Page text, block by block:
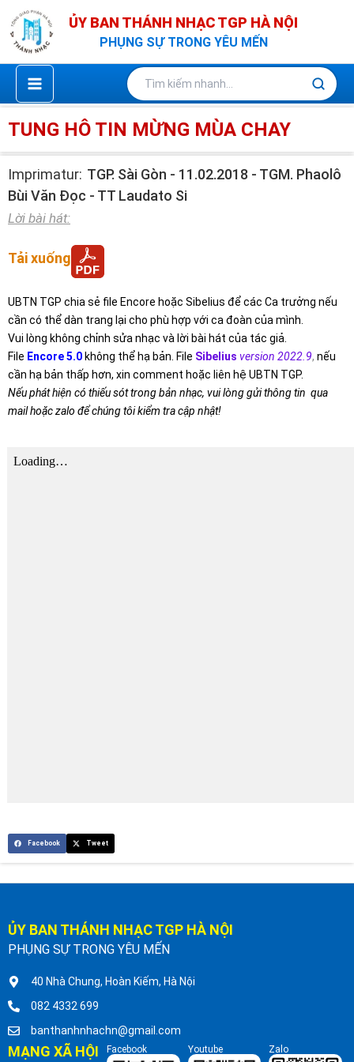
Nhảy
tới
nội
dung
ỦY BAN THÁNH NHẠC TGP HÀ NỘI
PHỤNG SỰ TRONG YÊU MẾN
TUNG HÔ TIN MỪNG MÙA CHAY
Imprimatur: TGP. Sài Gòn - 11.02.2018 - TGM. Phaolô
Bùi Văn Đọc - TT Laudato Si
Lời bài hát:
Tải xuống
UBTN TGP chia sẻ file Encore hoặc Sibelius để các Ca trưởng nếu
cần có thể dàn trang lại cho phù hợp với ca đoàn của mình.
Vui lòng không chỉnh sửa nhạc và lời bài hát của tác giả.
File Encore 5.0 không thể hạ bản. File Sibelius version 2022.9, nếu
cần hạ bản thấp hơn, xin comment hoặc liên hệ UBTN TGP.
Nếu phát hiện có thiếu sót trong bản nhạc, vui lòng gửi thông tin qua
mail hoặc zalo để chúng tôi kiểm tra cập nhật!
Facebook Tweet
ỦY BAN THÁNH NHẠC TGP HÀ NỘI
PHỤNG SỰ TRONG YÊU MẾN
40 Nhà Chung, Hoàn Kiếm, Hà Nội
082 4332 699
banthanhnhachn@gmail.com
MẠNG XÃ HỘI Facebook Youtube Zalo